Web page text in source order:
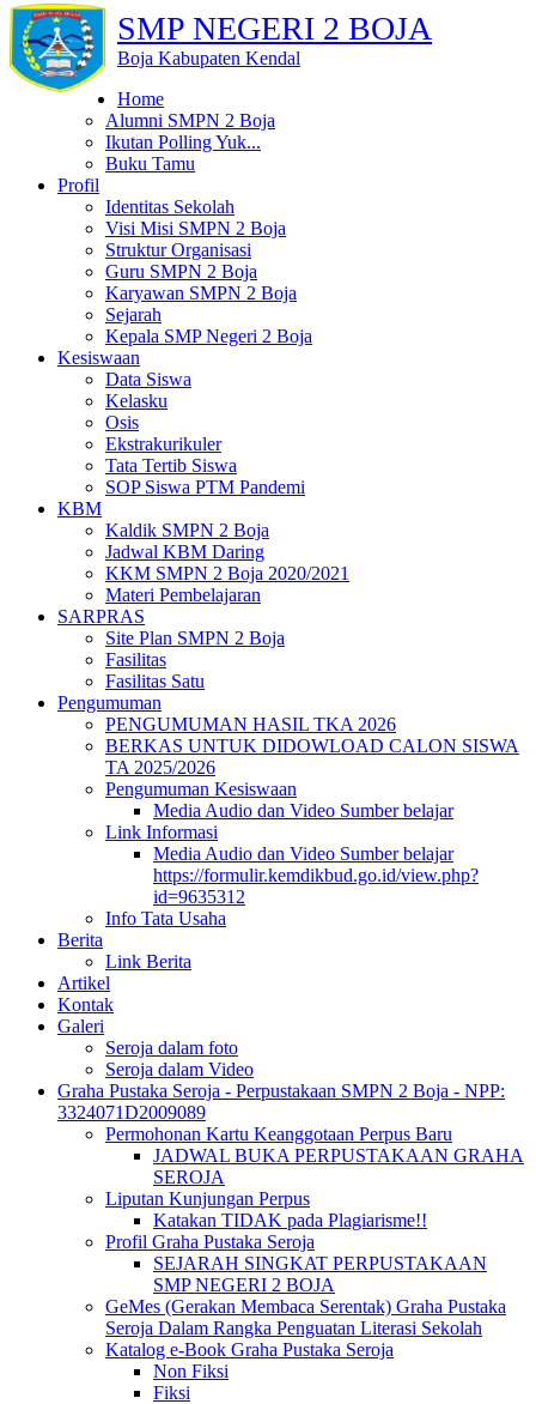
SMP NEGERI 2 BOJA
Boja Kabupaten Kendal
Home
Alumni SMPN 2 Boja
Ikutan Polling Yuk...
Buku Tamu
Profil
Identitas Sekolah
Visi Misi SMPN 2 Boja
Struktur Organisasi
Guru SMPN 2 Boja
Karyawan SMPN 2 Boja
Sejarah
Kepala SMP Negeri 2 Boja
Kesiswaan
Data Siswa
Kelasku
Osis
Ekstrakurikuler
Tata Tertib Siswa
SOP Siswa PTM Pandemi
KBM
Kaldik SMPN 2 Boja
Jadwal KBM Daring
KKM SMPN 2 Boja 2020/2021
Materi Pembelajaran
SARPRAS
Site Plan SMPN 2 Boja
Fasilitas
Fasilitas Satu
Pengumuman
PENGUMUMAN HASIL TKA 2026
BERKAS UNTUK DIDOWLOAD CALON SISWA
TA 2025/2026
Pengumuman Kesiswaan
Media Audio dan Video Sumber belajar
Link Informasi
Media Audio dan Video Sumber belajar
https://formulir.kemdikbud.go.id/view.php?
id=9635312
Info Tata Usaha
Berita
Link Berita
Artikel
Kontak
Galeri
Seroja dalam foto
Seroja dalam Video
Graha Pustaka Seroja - Perpustakaan SMPN 2 Boja - NPP:
3324071D2009089
Permohonan Kartu Keanggotaan Perpus Baru
JADWAL BUKA PERPUSTAKAAN GRAHA
SEROJA
Liputan Kunjungan Perpus
Katakan TIDAK pada Plagiarisme!!
Profil Graha Pustaka Seroja
SEJARAH SINGKAT PERPUSTAKAAN
SMP NEGERI 2 BOJA
GeMes (Gerakan Membaca Serentak) Graha Pustaka
Seroja Dalam Rangka Penguatan Literasi Sekolah
Katalog e-Book Graha Pustaka Seroja
Non Fiksi
Fiksi